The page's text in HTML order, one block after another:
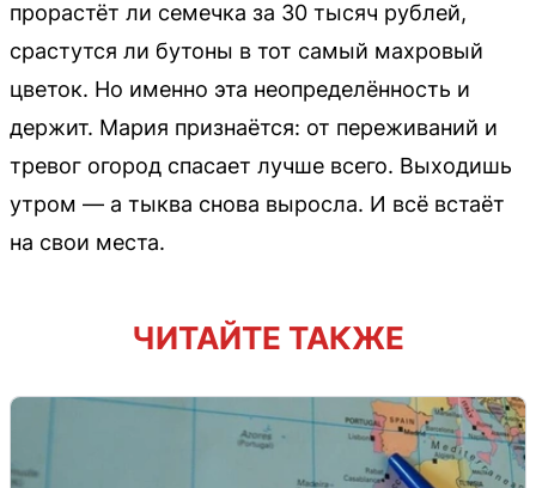
прорастёт ли семечка за 30 тысяч рублей,
срастутся ли бутоны в тот самый махровый
цветок. Но именно эта неопределённость и
держит. Мария признаётся: от переживаний и
тревог огород спасает лучше всего. Выходишь
утром — а тыква снова выросла. И всё встаёт
на свои места.
ЧИТАЙТЕ ТАКЖЕ